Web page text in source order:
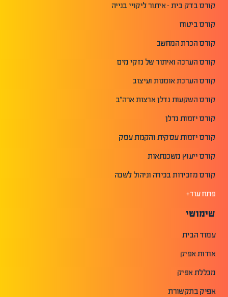
קורס בדק בית - איתור ליקויי בנייה
קורס ביטוח
קורס הכרת המחשב
קורס הערכה ואיתור של נזקי מים
קורס הערכת אומנות ועיצוב
קורס השקעות נדלן ארצות ארה"ב
קורס יזמות נדלן
קורס יזמות עסקית והקמת עסק
קורס ייעוץ משכנתאות
קורס מזכירות בכירה וניהול לשכה
פתח עוד+
שימושי
עמוד הבית
אודות אפיק
מכללת אפיק
אפיק בתקשורת